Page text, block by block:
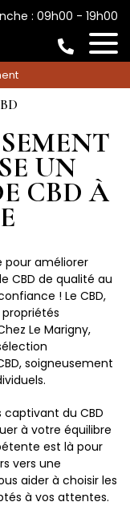
: 09h00 - 19h00
UN
CBD À
pour améliorer
CBD de qualité au
! Le CBD,
Le Marigny,
soigneusement
captivant du CBD
à votre équilibre
est là pour
vers une
aider à choisir les
à vos attentes.